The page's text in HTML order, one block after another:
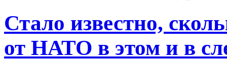
Стало известно,
от НАТО в этом и в